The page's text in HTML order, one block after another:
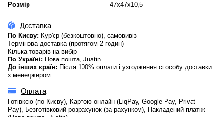
Розмір 47x47x10,5
Доставка
По Києву: Кур'єр (безкоштовно), самовивіз
Термінова доставка (протягом 2 годин)
Кілька товарів на вибір
По Україні: Нова пошта, Justin
До інших країн: Після 100% оплати і узгодження способу доставки
з менеджером
Оплата
Готівкою (по Києву), Картою онлайн (LiqPay, Google Pay, Privat
Pay), Безготівковий розрахунок (за рахунком), Накладений платіж